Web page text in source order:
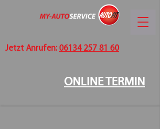
ONLINE TERMIN
Jetzt Anrufen: 06134 257 81 60